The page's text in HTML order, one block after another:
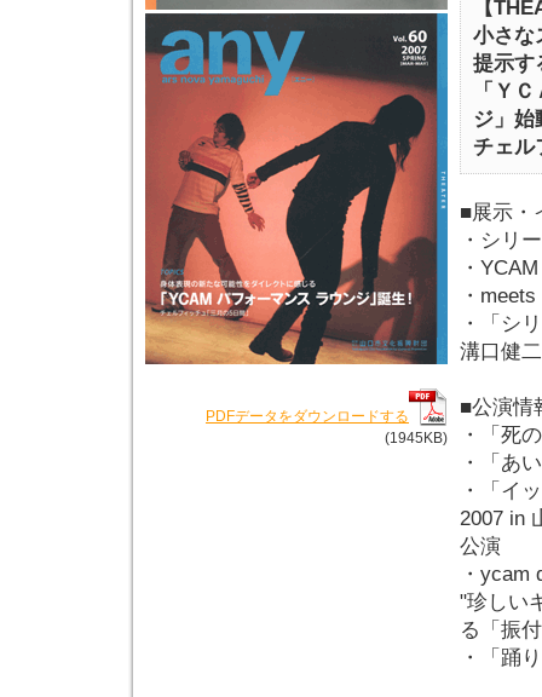
PDFデータをダウンロードする
(1945KB)
【
小さな
提示す
「Ｙ
ジ」始
チェル
■展示・
・シリ
・
・
・「シ
溝口健
■公演情
・「死
・「あ
・「イ
2007 in
公演
・
"珍しい
る「振
・「踊